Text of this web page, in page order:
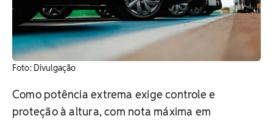
Foto: Divulgação
Como potência extrema exige controle e
proteção à altura, com nota máxima em